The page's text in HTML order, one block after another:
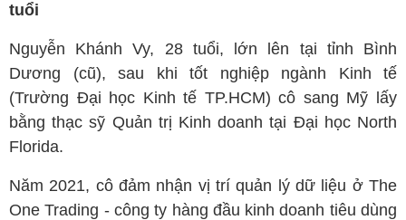
tuổi
Nguyễn Khánh Vy, 28 tuổi, lớn lên tại tỉnh Bình
Dương (cũ), sau khi tốt nghiệp ngành Kinh tế
(Trường Đại học Kinh tế TP.HCM) cô sang Mỹ lấy
bằng thạc sỹ Quản trị Kinh doanh tại Đại học North
Florida.
Năm 2021, cô đảm nhận vị trí quản lý dữ liệu ở The
One Trading - công ty hàng đầu kinh doanh tiêu dùng